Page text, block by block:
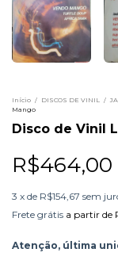
Início / DISCOS DE VINIL /
Mango
Disco de Vinil
R$464,00
3 x de R$154,67 sem
Frete grátis a partir de
Atenção, última